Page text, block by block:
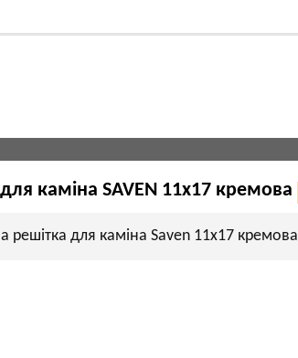
каміна SAVEN 11х17 кремова
решітка для каміна Saven 11х17 кремова